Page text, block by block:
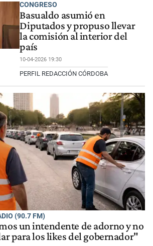
CONGRESO
Basualdo asumió en
Diputados y propuso llevar
la comisión al interior del
país
10-04-2026 19:30
PERFIL REDACCIÓN CÓRDOBA
(90.7 FM)
un intendente de adorno y no
para los likes del gobernador"